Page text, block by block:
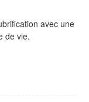
avec une
de vie.